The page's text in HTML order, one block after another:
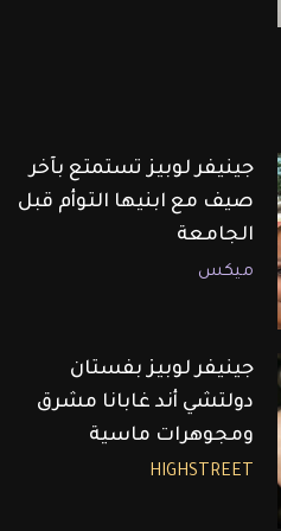
جينيفر لوبيز تستمتع بآخر
صيف مع ابنيها التوأم قبل
الجامعة
ميكس
جينيفر لوبيز بفستان
دولتشي أند غابانا مشرق
ومجوهرات ماسية
HIGHSTREET